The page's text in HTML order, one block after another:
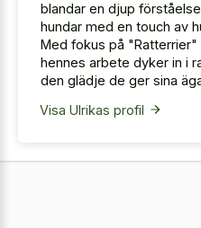
blandar en djup
hundar med en touch av
Med fokus på "Ratterrier"
hennes arbete dyker in i
den glädje de ger sina
Visa Ulrikas profil